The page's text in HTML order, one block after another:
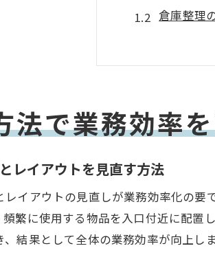
倉庫整理
倉庫整理
倉庫整理
倉庫整理
作業ミス削減
倉庫整理
倉庫整理
倉庫整理
法で業務効率
レイアウトを見直す方法
イアウトの見直しが業務効率化の
頻繁に使用する物品を入口付近に配
結果として全体の業務効率が向上しま